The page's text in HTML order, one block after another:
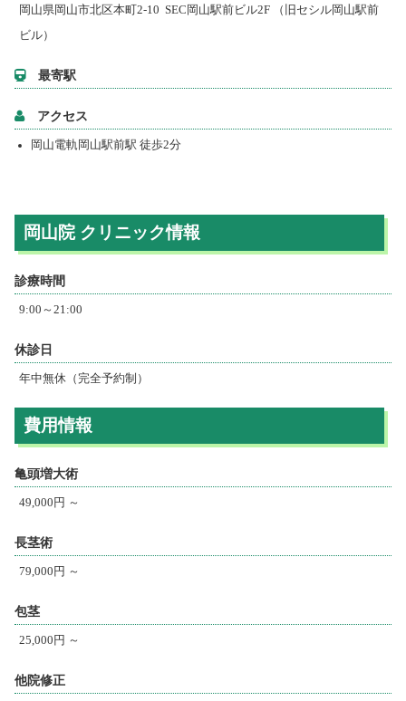
岡山県岡山市北区本町2-10 SEC岡山駅前ビル2F （旧セシル岡山駅前
ビル）
最寄駅
アクセス
岡山電軌岡山駅前駅 徒歩2分
岡山院 クリニック情報
診療時間
9:00～21:00
休診日
年中無休（完全予約制）
費用情報
亀頭増大術
49,000円 ～
長茎術
79,000円 ～
包茎
25,000円 ～
他院修正